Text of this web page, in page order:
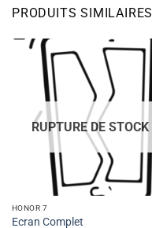
PRODUITS SIMILAIRES
RUPTURE DE STOCK
HONOR 7
Ecran Complet